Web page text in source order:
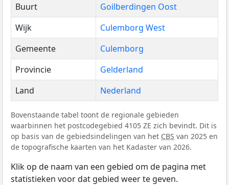
Buurt
Goilberdingen Oost
Wijk
Culemborg West
Gemeente
Culemborg
Provincie
Gelderland
Land
Nederland
Bovenstaande tabel toont de regionale gebieden
waarbinnen het postcodegebied 4105 ZE zich bevindt. Dit is
op basis van de gebiedsindelingen van het CBS van 2025 en
de topografische kaarten van het Kadaster van 2026.
Klik op de naam van een gebied om de pagina met
statistieken voor dat gebied weer te geven.